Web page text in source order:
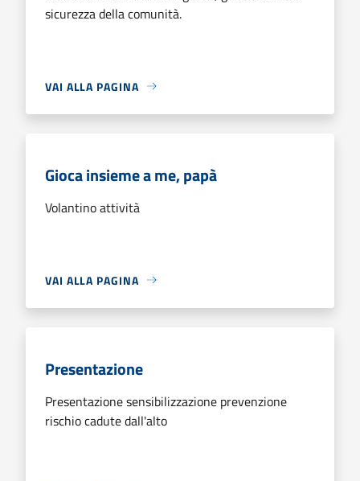
sicurezza della comunità.
VAI ALLA PAGINA
Gioca insieme a me, papà
Volantino attività
VAI ALLA PAGINA
Presentazione
Presentazione sensibilizzazione prevenzione
rischio cadute dall'alto